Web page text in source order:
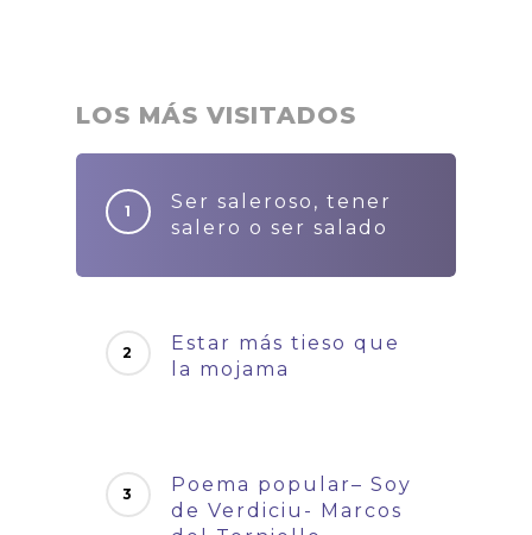
LOS MÁS VISITADOS
Ser saleroso, tener
salero o ser salado
Estar más tieso que
la mojama
Poema popular– Soy
de Verdiciu- Marcos